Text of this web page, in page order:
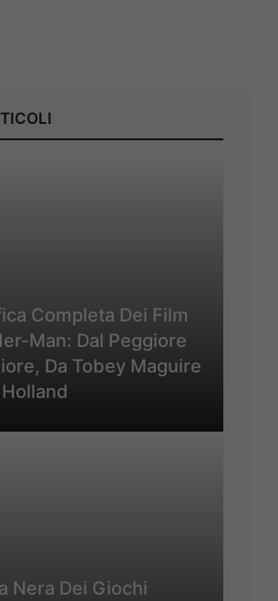
Completa Dei Film
Man: Dal Peggiore
Da Tobey Maguire
Nera Dei Giochi